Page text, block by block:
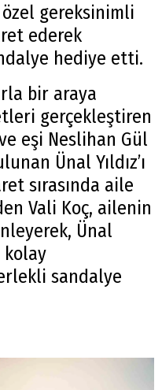
özel gereksinimli
ederek
hediye etti.
bir araya
gerçekleştiren
eşi Neslihan Gül
Ünal Yıldız’ı
sırasında aile
Vali Koç, ailenin
Ünal
kolay
sandalye